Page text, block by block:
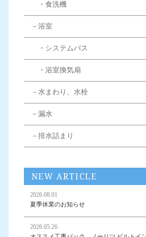
・食洗機
－浴室
・システムバス
・浴室換気扇
－水まわり、水栓
－漏水
－排水詰まり
NEW ARTICLE
2026.08.01
夏季休業のお知らせ
2026.05.26